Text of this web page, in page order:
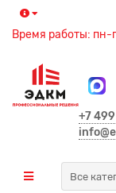
Время работы: пн-
+7
Все